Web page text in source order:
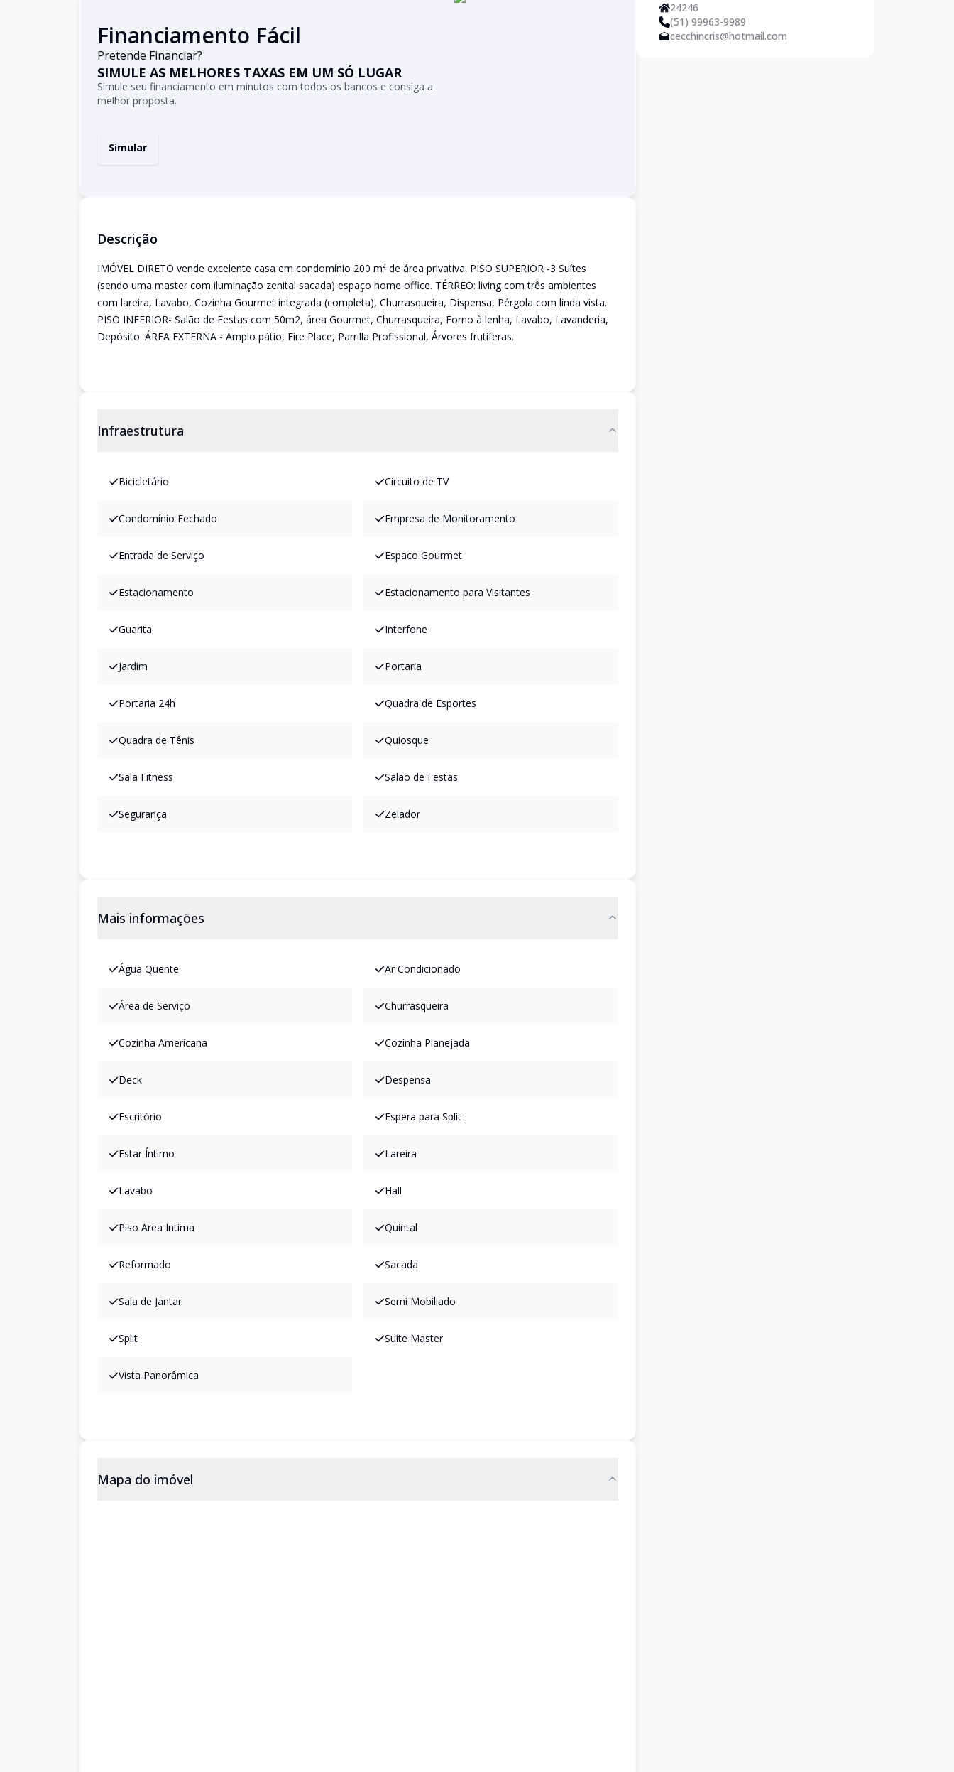
Financiamento Fácil
Pretende Financiar?
SIMULE AS MELHORES TAXAS EM UM SÓ LUGAR
Simule seu financiamento em minutos com todos os bancos e consiga a
melhor proposta.
Simular
Descrição
IMÓVEL DIRETO vende excelente casa em condomínio 200 m² de área privativa. PISO SUPERIOR -3 Suítes
(sendo uma master com iluminação zenital sacada) espaço home office. TÉRREO: living com três ambientes
com lareira, Lavabo, Cozinha Gourmet integrada (completa), Churrasqueira, Dispensa, Pérgola com linda vista.
PISO INFERIOR- Salão de Festas com 50m2, área Gourmet, Churrasqueira, Forno à lenha, Lavabo, Lavanderia,
Depósito. ÁREA EXTERNA - Amplo pátio, Fire Place, Parrilla Profissional, Árvores frutíferas.
Infraestrutura
Bicicletário Circuito de TV
Condomínio Fechado Empresa de Monitoramento
Entrada de Serviço Espaco Gourmet
Estacionamento Estacionamento para Visitantes
Guarita Interfone
Jardim Portaria
Portaria 24h Quadra de Esportes
Quadra de Tênis Quiosque
Sala Fitness Salão de Festas
Segurança Zelador
Mais informações
Água Quente Ar Condicionado
Área de Serviço Churrasqueira
Cozinha Americana Cozinha Planejada
Deck Despensa
Escritório Espera para Split
Estar Íntimo Lareira
Lavabo Hall
Piso Area Intima Quintal
Reformado Sacada
Sala de Jantar Semi Mobiliado
Split Suíte Master
Vista Panorâmica
Mapa do imóvel
24246
(51) 99963-9989
cecchincris@hotmail.com